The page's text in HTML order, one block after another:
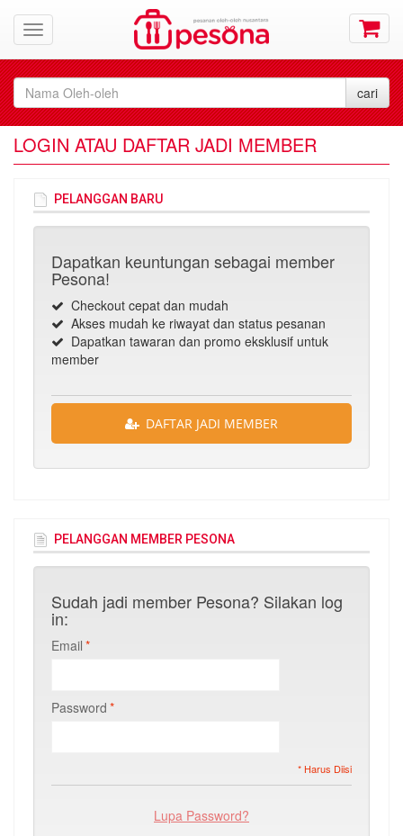
LOGIN ATAU DAFTAR JADI MEMBER
PELANGGAN BARU
Dapatkan keuntungan sebagai member
Pesona!
Checkout cepat dan mudah
Akses mudah ke riwayat dan status pesanan
Dapatkan tawaran dan promo eksklusif untuk
member
DAFTAR JADI MEMBER
PELANGGAN MEMBER PESONA
Sudah jadi member Pesona? Silakan log
in:
*
Email
*
Password
* Harus Diisi
Lupa Password?